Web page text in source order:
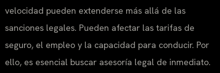
velocidad pueden extenderse más allá de las
sanciones legales. Pueden afectar las tarifas de
seguro, el empleo y la capacidad para conducir. Por
ello, es esencial buscar asesoría legal de inmediato.